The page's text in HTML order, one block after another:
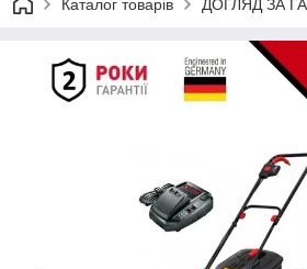
Каталог товарів ДОГЛЯД ЗА